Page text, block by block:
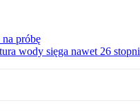
próbę
wody sięga nawet 26 stopni